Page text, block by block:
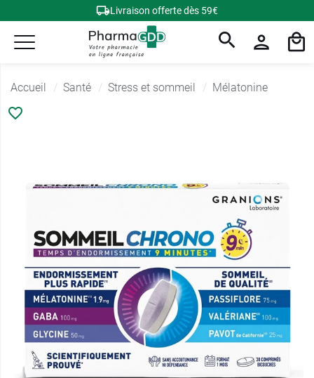
Livraison offerte dès 59€
Accueil Santé Stress et sommeil Mélatonine